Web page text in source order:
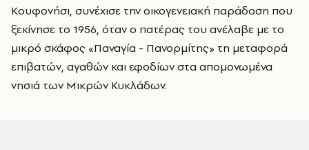
Κουφονήσι, συνέχισε την οικογενειακή παράδοση που
ξεκίνησε το 1956, όταν ο πατέρας του ανέλαβε με το
μικρό σκάφος «Παναγία - Πανορμίτης» τη μεταφορά
επιβατών, αγαθών και εφοδίων στα απομονωμένα
νησιά των Μικρών Κυκλάδων.